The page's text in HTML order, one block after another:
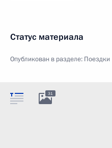
Статус материала
Опубликован в разделе: Поездки
31